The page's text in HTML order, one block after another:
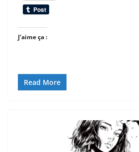
J’aime ça :
Read More